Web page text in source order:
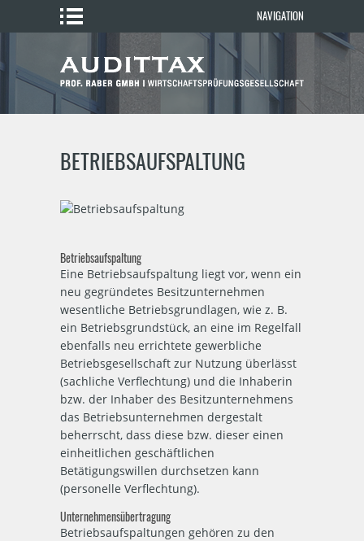
NAVIGATION
BETRIEBSAUFSPALTUNG
Betriebsaufspaltung
Eine Betriebsaufspaltung liegt vor, wenn ein
neu gegründetes Besitzunternehmen
wesentliche Betriebsgrundlagen, wie z. B.
ein Betriebsgrundstück, an eine im Regelfall
ebenfalls neu errichtete gewerbliche
Betriebsgesellschaft zur Nutzung überlässt
(sachliche Verflechtung) und die Inhaberin
bzw. der Inhaber des Besitzunternehmens
das Betriebsunternehmen dergestalt
beherrscht, dass diese bzw. dieser einen
einheitlichen geschäftlichen
Betätigungswillen durchsetzen kann
(personelle Verflechtung).
Unternehmensübertragung
Betriebsaufspaltungen gehören zu den